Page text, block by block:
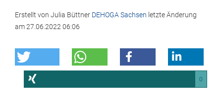
Erstellt von Julia Büttner DEHOGA Sachsen letzte Änderung
am27.06.2022 06:06
0